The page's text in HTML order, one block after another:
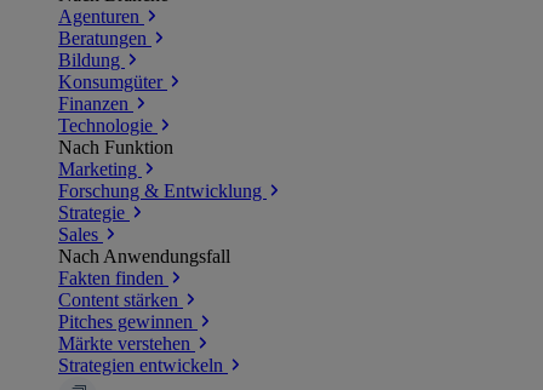
Agenturen
Beratungen
Bildung
Konsumgüter
Finanzen
Technologie
Nach Funktion
Marketing
Forschung & Entwicklung
Strategie
Sales
Nach Anwendungsfall
Fakten finden
Content stärken
Pitches gewinnen
Märkte verstehen
Strategien entwickeln